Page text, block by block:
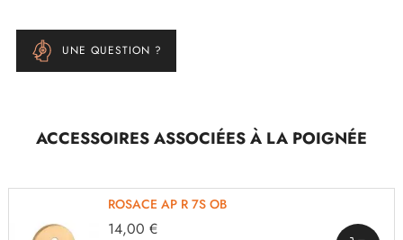
UNE QUESTION ?
ACCESSOIRES ASSOCIÉES À LA POIGNÉE
ROSACE AP R 7S OB
14,00 €